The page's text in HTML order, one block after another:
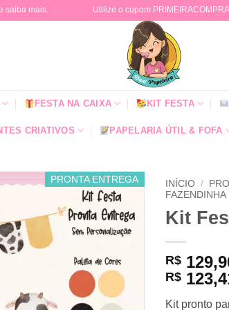
saiba mais. Utilize o cupom
FESTA NA CAIXA KIT FESTA
CRIATIVOS PAPELARIA ÚTIL & FOFA
PRONTA ENTREGA INÍCIO /
FAZENDINHA
Kit
R$
R$
Kit pronto